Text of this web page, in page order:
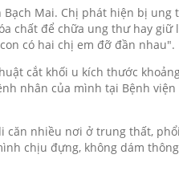
Bạch Mai. Chị phát hiện bị ung
chất để chữa ung thư hay giữ
có hai chị em đỡ đần nhau".
cắt khối u kích thước
nhân của mình tại Bệnh
căn nhiều nơi ở trung thất,
chịu đựng, không dám